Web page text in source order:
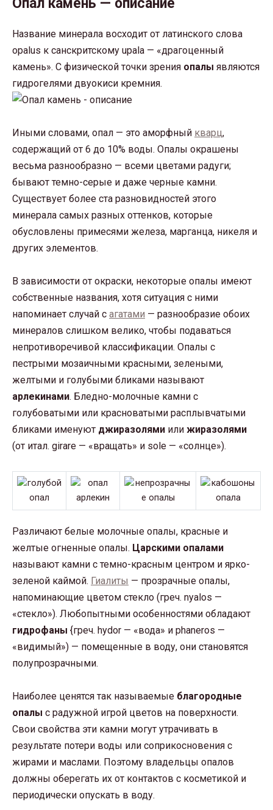
Опал камень — описание
Название минерала восходит от латинского слова
opalus к санскритскому upala — «драгоценный
камень». С физической точки зрения опалы являются
гидрогелями двуокиси кремния.
Иными словами, опал — это аморфный кварц,
содержащий от 6 до 10% воды. Опалы окрашены
весьма разнообразно — всеми цветами радуги;
бывают темно-серые и даже черные камни.
Существует более ста разновидностей этого
минерала самых разных оттенков, которые
обусловлены примесями железа, марганца, никеля и
других элементов.
В зависимости от окраски, некоторые опалы имеют
собственные названия, хотя ситуация с ними
напоминает случай с агатами — разнообразие обоих
минералов слишком велико, чтобы подаваться
непротиворечивой классификации. Опалы с
пестрыми мозаичными красными, зелеными,
желтыми и голубыми бликами называют
арлекинами. Бледно-молочные камни с
голубоватыми или красноватыми расплывчатыми
бликами именуют джиразолями или жиразолями
(от итал. girare — «вращать» и sole — «солнце»).
Различают белые молочные опалы, красные и
желтые огненные опалы. Царскими опалами
называют камни с темно-красным центром и ярко-
зеленой каймой. Гиалиты — прозрачные опалы,
напоминающие цветом стекло (греч. nyalos —
«стекло»). Любопытными особенностями обладают
гидрофаны {греч. hydor — «вода» и phaneros —
«видимый») — помещенные в воду, они становятся
полупрозрачными.
Наиболее ценятся так называемые благородные
опалы с радужной игрой цветов на поверхности.
Свои свойства эти камни могут утрачивать в
результате потери воды или соприкосновения с
жирами и маслами. Поэтому владельцы опалов
должны оберегать их от контактов с косметикой и
периодически опускать в воду.